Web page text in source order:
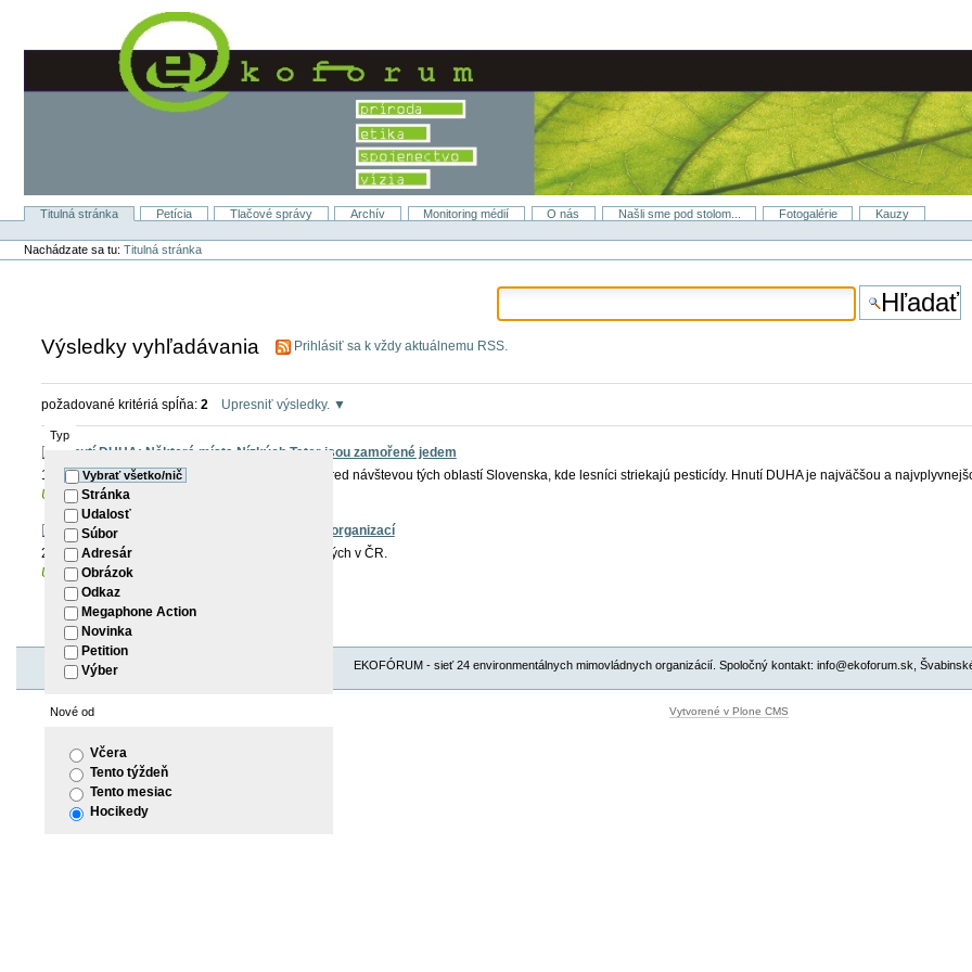
navigáciu
Titulná stránka Petícia Tlačové správy Archív Monitoring médií O nás Našli sme pod stolom... Fotogalérie
Kauzy
Osobné
nástroje
Nachádzate sa tu: Titulná stránka
Výsledky vyhľadávania Prihlásiť sa k vždy aktuálnemu RSS.
požadované kritériá spĺňa: 2 Upresniť výsledky.
Typ
Vybrať všetko/nič
Stránka
Udalosť
Súbor
Adresár
Obrázok
Odkaz
Megaphone Action
Novinka
Petition
Výber
Nové od
Včera
Tento týždeň
Tento mesiac
Hocikedy
Hnutí DUHA: Některá místa Nízkých Tater jsou zamořené jedem
12. 7. 2008 Hnutí DUHA varuje českých turistov pred návštevou tých oblastí Slovenska, kde lesníci striekajú pesticídy. Hnutí DUHA je najväčšou a
Umiestnenie Monitoring médií
ČR: Vzniklo Fórum nestátních neziskových organizací
22.02.2007 - Vzťahy medzi MVO a Stranou Zelených v ČR.
Umiestnenie Members
EKOFÓRUM - sieť 24 environmentálnych mimovládnych organizácií. Spoločný kontakt: info@ekoforum.sk,
Vytvorené v Plone CMS